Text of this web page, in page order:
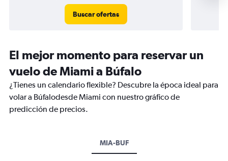
Buscar ofertas
El mejor momento para reservar un
vuelo de Miami a Búfalo
¿Tienes un calendario flexible? Descubre la época ideal para
volar a Búfalodesde Miami con nuestro gráfico de
predicción de precios.
MIA-BUF